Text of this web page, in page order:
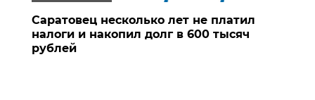
Саратовец несколько лет не платил
налоги и накопил долг в 600 тысяч
рублей